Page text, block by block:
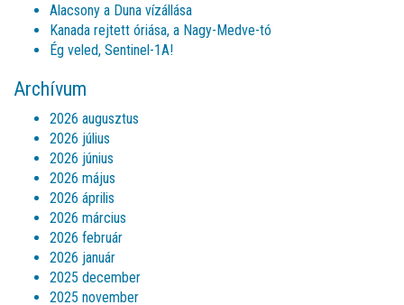
Alacsony a Duna vízállása
Kanada rejtett óriása, a Nagy-Medve-tó
Ég veled, Sentinel-1A!
Archívum
2026 augusztus
2026 július
2026 június
2026 május
2026 április
2026 március
2026 február
2026 január
2025 december
2025 november